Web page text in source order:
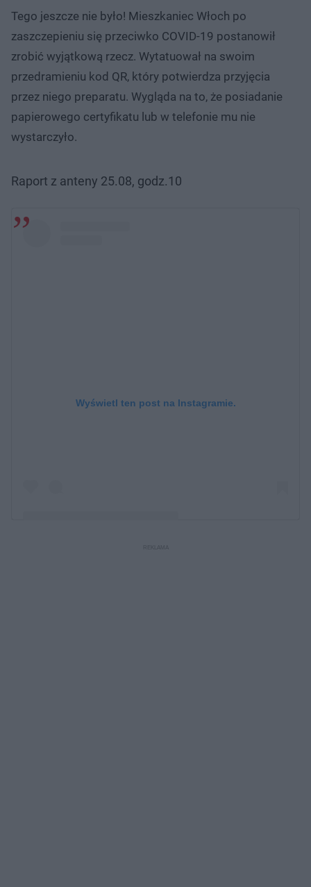
Tego jeszcze nie było! Mieszkaniec Włoch po
zaszczepieniu się przeciwko COVID-19 postanowił
zrobić wyjątkową rzecz. Wytatuował na swoim
przedramieniu kod QR, który potwierdza przyjęcia
przez niego preparatu. Wygląda na to, że posiadanie
papierowego certyfikatu lub w telefonie mu nie
wystarczyło.
Raport z anteny 25.08, godz.10
Wyświetl ten post na Instagramie.